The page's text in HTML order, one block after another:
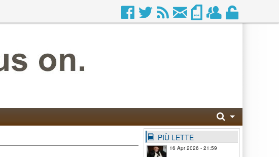
PIÙ LETTE
16 Apr 2026 - 21:59